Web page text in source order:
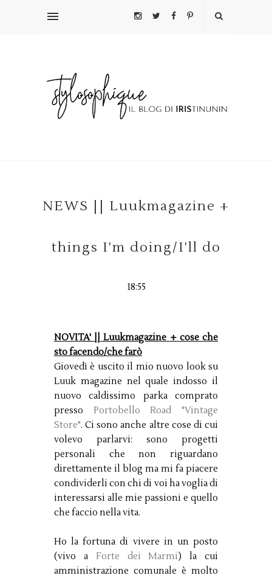
NEWS || Luukmagazine +
things I'm doing/I'll do
18:55
NOVITA' || Luukmagazine + cose che
sto facendo/che farò
Giovedì è uscito il mio nuovo look su
Luuk magazine nel quale indosso il
nuovo caldissimo parka comprato
presso Portobello Road "Vintage
Store". Ci sono anche altre cose di cui
volevo parlarvi: sono progetti
personali che non riguardano
direttamente il blog ma mi fa piacere
condividerli con chi di voi ha voglia di
interessarsi alle mie passioni e quello
che faccio nella vita.
Ho la fortuna di vivere in un posto
(vivo a Forte dei Marmi) la cui
amministrazione comunale è molto